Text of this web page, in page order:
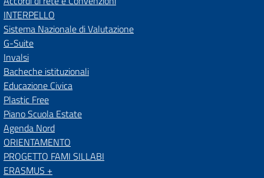
INTERPELLO
Sistema Nazionale di Valutazione
G-Suite
Invalsi
Bacheche istituzionali
Educazione Civica
Plastic Free
Piano Scuola Estate
Agenda Nord
ORIENTAMENTO
PROGETTO FAMI SILLABI
ERASMUS +